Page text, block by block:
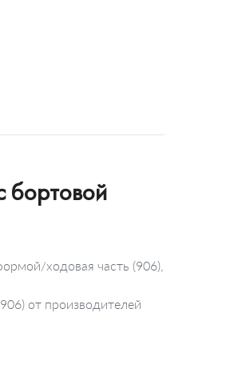
бортовой
ходовая часть (906),
от производителей